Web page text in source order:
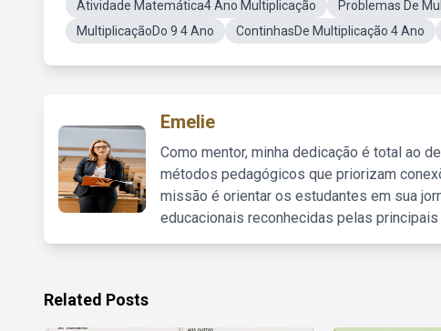
Atividade Matemática4 Ano Multiplicação
Problemas De
MultiplicaçãoDo 9 4 Ano
ContinhasDe Multiplicação 4 Ano
Emelie
Como mentor, minha dedicação é total ao
métodos pedagógicos que priorizam
missão é orientar os estudantes em sua
educacionais reconhecidas pelas
Related Posts